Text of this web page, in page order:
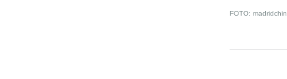
FOTO: